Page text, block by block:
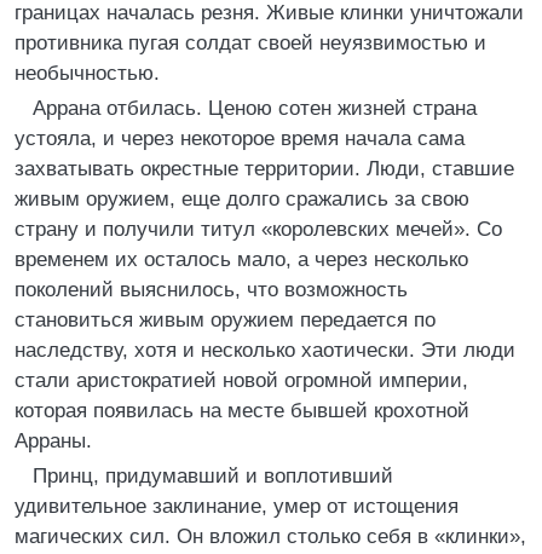
границах началась резня. Живые клинки уничтожали
противника пугая солдат своей неуязвимостью и
необычностью.
Аррана отбилась. Ценою сотен жизней страна
устояла, и через некоторое время начала сама
захватывать окрестные территории. Люди, ставшие
живым оружием, еще долго сражались за свою
страну и получили титул «королевских мечей». Со
временем их осталось мало, а через несколько
поколений выяснилось, что возможность
становиться живым оружием передается по
наследству, хотя и несколько хаотически. Эти люди
стали аристократией новой огромной империи,
которая появилась на месте бывшей крохотной
Арраны.
Принц, придумавший и воплотивший
удивительное заклинание, умер от истощения
магических сил. Он вложил столько себя в «клинки»,